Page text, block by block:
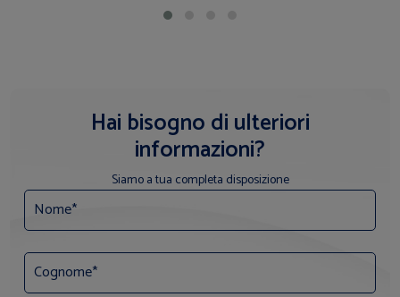
Hai bisogno di ulteriori
informazioni?
Siamo a tua completa disposizione